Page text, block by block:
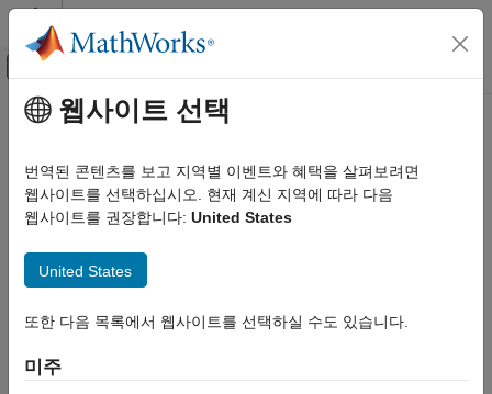
콘텐츠로 바로 가기
오프캔버스 탐색 메뉴 토글
문서 홈
카테고리
Data Acquisition Toolbox
Data Acquisition Toolbox 시작하기
하드웨어 검색 및 설정
디지털 입력 및 출력
카운터 및 타이머 입력 및 출력
다중채널 오디오 입력값 및 출력값
주요 콘텐츠
웹사이트 선택
번역된 콘텐츠를 보고 지역별 이벤트와 혜택을 살펴보려면
웹사이트를 선택하십시오. 현재 계신 지역에 따라 다음
웹사이트를 권장합니다: United States
United States
또한 다음 목록에서 웹사이트를 선택하실 수도 있습니다.
미주